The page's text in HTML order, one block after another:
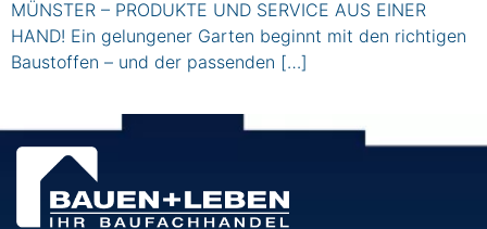
MÜNSTER – PRODUKTE UND SERVICE AUS EINER
HAND! Ein gelungener Garten beginnt mit den richtigen
Baustoffen – und der passenden […]